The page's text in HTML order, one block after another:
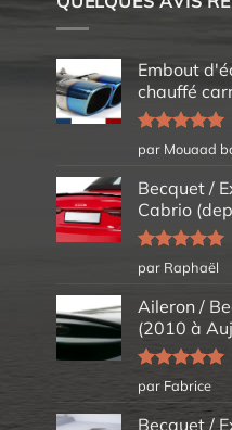
Embout
chauffé
Note5sur
5
par Mouaad
Becquet /
Cabrio
Note5sur
5
par Raphaël
Aileron /
(2010 à
Note5sur
5
par Fabrice
Becquet /